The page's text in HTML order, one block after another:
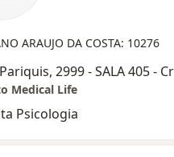
ARAUJO DA COSTA: 10276
Medical Life
Psicologia